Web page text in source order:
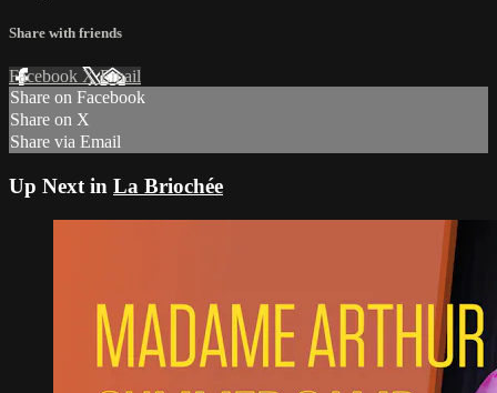
Share with friends
Facebook XEmail
Share on Facebook
Share on X
Share via Email
Up Next in La Briochée